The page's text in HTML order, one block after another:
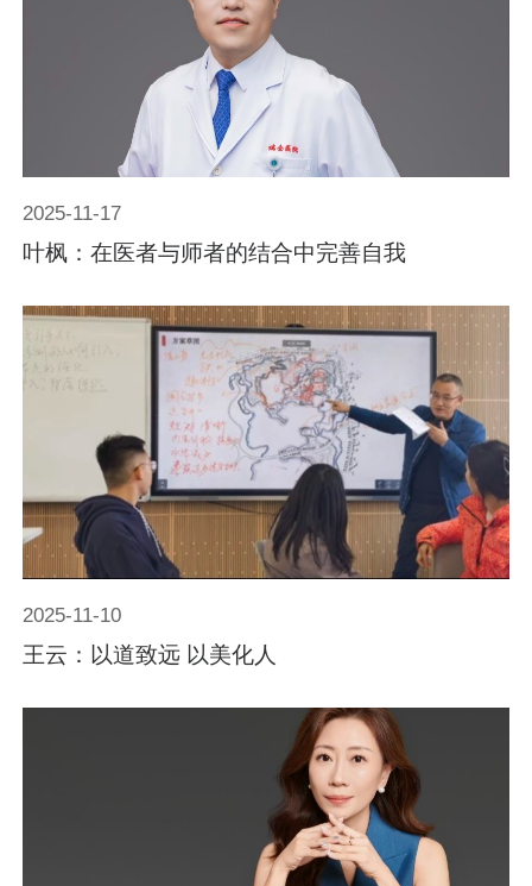
2025-11-17
叶枫：在医者与师者的结合中完善自我
2025-11-10
王云：以道致远 以美化人